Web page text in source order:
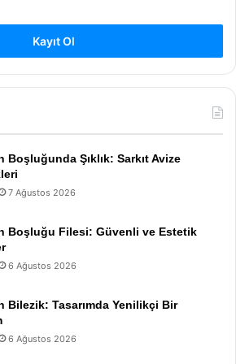
Kayıt Ol
Boşluğunda Şıklık: Sarkıt Avize
7 Ağustos 2026
Boşluğu Filesi: Güvenli ve Estetik
6 Ağustos 2026
Bilezik: Tasarımda Yenilikçi Bir
6 Ağustos 2026